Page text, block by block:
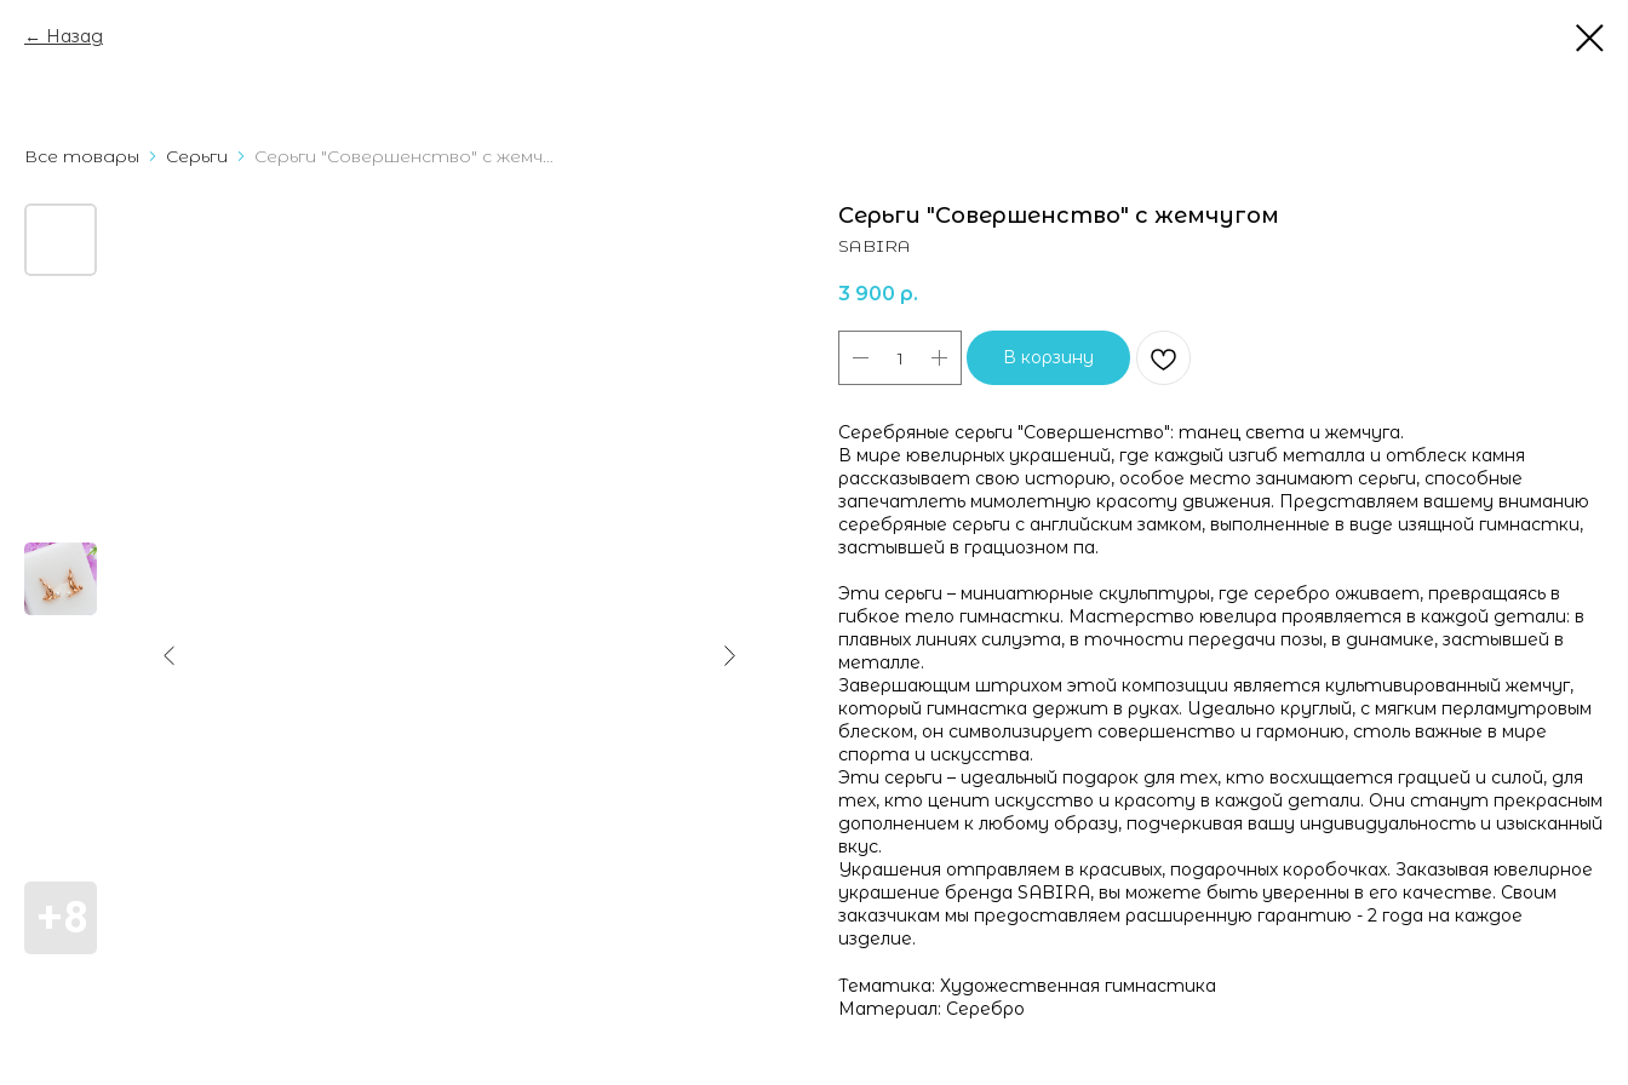
Назад
Все товары Серьги Серьги "Совершенство" с жемчугом
Серьги "Совершенство" с жемчугом
SABIRA
3 900 р.
В корзину
Серебряные серьги "Совершенство": танец света и жемчуга.
В мире ювелирных украшений, где каждый изгиб металла и отблеск камня
рассказывает свою историю, особое место занимают серьги, способные
запечатлеть мимолетную красоту движения. Представляем вашему вниманию
серебряные серьги с английским замком, выполненные в виде изящной гимнастки,
застывшей в грациозном па.
Эти серьги – миниатюрные скульптуры, где серебро оживает, превращаясь в
гибкое тело гимнастки. Мастерство ювелира проявляется в каждой детали: в
плавных линиях силуэта, в точности передачи позы, в динамике, застывшей в
металле.
Завершающим штрихом этой композиции является культивированный жемчуг,
который гимнастка держит в руках. Идеально круглый, с мягким перламутровым
блеском, он символизирует совершенство и гармонию, столь важные в мире
спорта и искусства.
Эти серьги – идеальный подарок для тех, кто восхищается грацией и силой, для
тех, кто ценит искусство и красоту в каждой детали. Они станут прекрасным
дополнением к любому образу, подчеркивая вашу индивидуальность и изысканный
вкус.
Украшения отправляем в красивых, подарочных коробочках. Заказывая ювелирное
украшение бренда SABIRA, вы можете быть уверенны в его качестве. Своим
заказчикам мы предоставляем расширенную гарантию - 2 года на каждое
изделие.
Тематика: Художественная гимнастика
Материал: Серебро